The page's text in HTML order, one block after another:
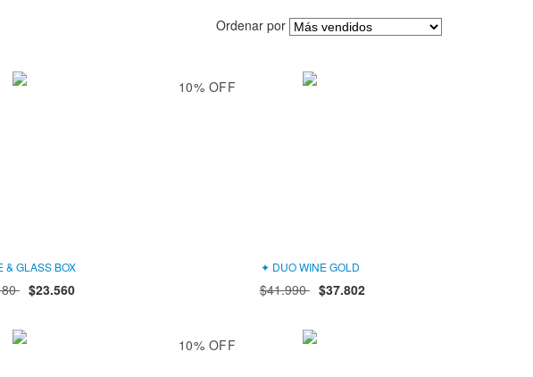
Ordenar por
& GLASS BOX
$23.560
10% OFF
✦ DUO WINE GOLD
$41.990 $37.802
10% OFF